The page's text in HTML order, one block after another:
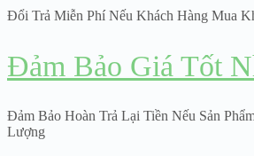
Đổi Trả Miễn Phí Nếu Khách Hàng Mua
Đảm Bảo Giá Tốt
Đảm Bảo Hoàn Trả Lại Tiền Nếu Sản
Lượng